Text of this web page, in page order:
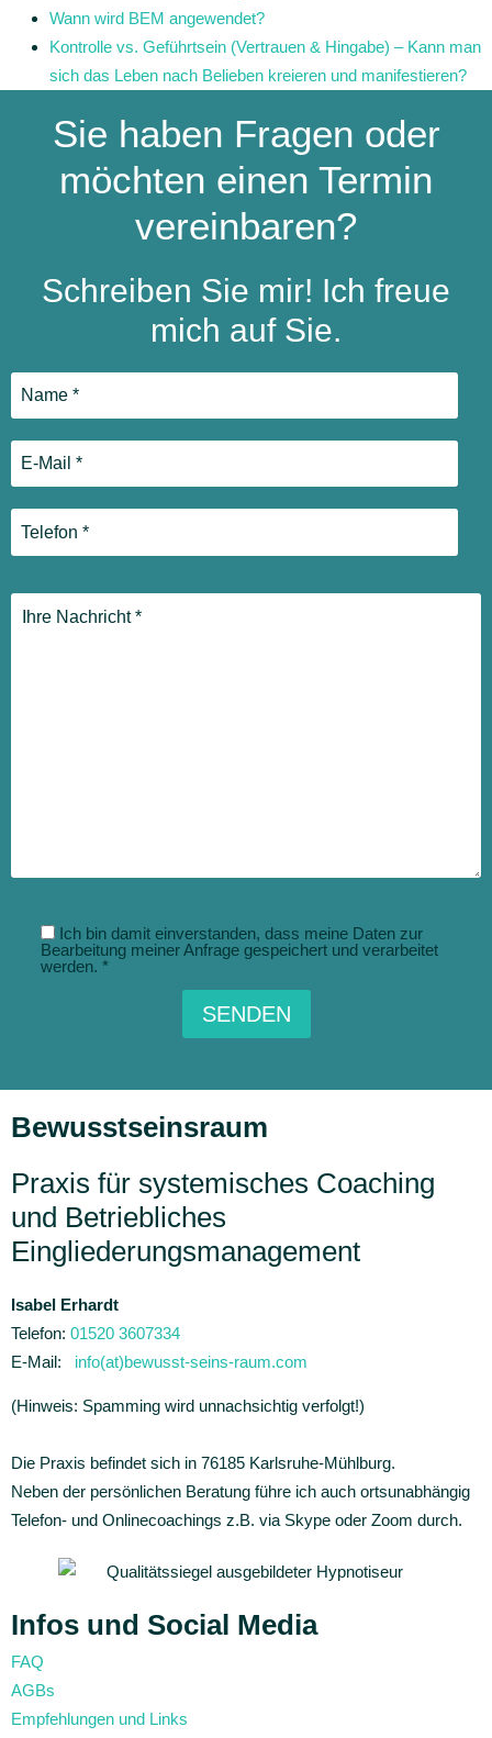
Wann wird BEM angewendet?
Kontrolle vs. Geführtsein (Vertrauen & Hingabe) – Kann man
sich das Leben nach Belieben kreieren und manifestieren?
Sie haben Fragen oder
möchten einen Termin
vereinbaren?
Schreiben Sie mir! Ich freue
mich auf Sie.
Ich bin damit einverstanden, dass meine Daten zur
Bearbeitung meiner Anfrage gespeichert und verarbeitet
werden. *
Bewusstseinsraum
Praxis für systemisches Coaching
und Betriebliches
Eingliederungsmanagement
Isabel Erhardt
Telefon: 01520 3607334
E-Mail: info(at)bewusst-seins-raum.com
(Hinweis: Spamming wird unnachsichtig verfolgt!)
Die Praxis befindet sich in 76185 Karlsruhe-Mühlburg.
Neben der persönlichen Beratung führe ich auch ortsunabhängig
Telefon- und Onlinecoachings z.B. via Skype oder Zoom durch.
Infos und Social Media
FAQ
AGBs
Empfehlungen und Links